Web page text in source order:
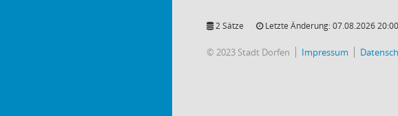
2 Sätze Letzte Änderung: 07.08.2026
© 2023 Stadt Dorfen Impressum